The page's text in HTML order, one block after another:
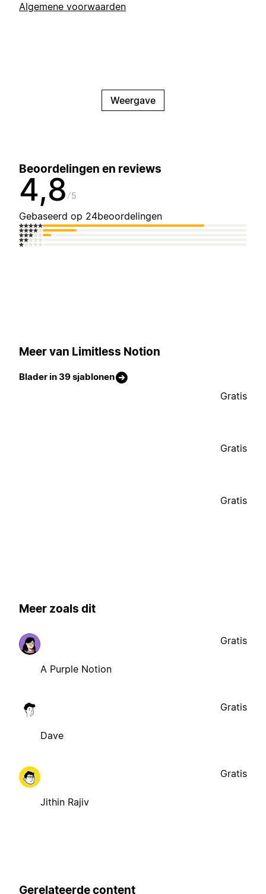
Algemene voorwaarden
Weergave
Beoordelingen en reviews
4,8 5
Gebaseerd op 24beoordelingen
Meer van Limitless Notion
Blader in 39 sjablonen
Gratis
Gratis
Gratis
Meer zoals dit
A Purple Notion
Gratis
Dave
Gratis
Jithin Rajiv
Gratis
Gerelateerde content